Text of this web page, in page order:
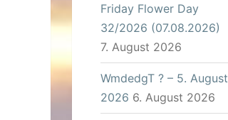
Friday Flower Day
32/2026 (07.08.2026)
7. August 2026
WmdedgT ? – 5. August
2026 6. August 2026